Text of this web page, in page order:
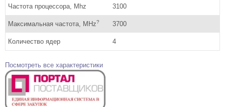
Частота процессора, Mhz 3100
Максимальная частота, MHz? 3700
Количество ядер 4
Посмотреть все характеристики